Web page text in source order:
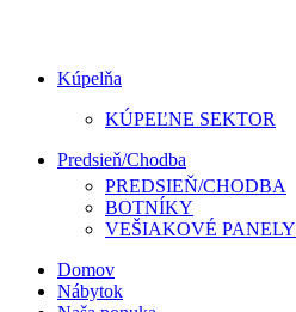
Kúpelňa
KÚPEĽNE SEKTOR
Predsieň/Chodba
PREDSIEŇ/CHODBA
BOTNÍKY
VEŠIAKOVÉ PANELY
Domov
Nábytok